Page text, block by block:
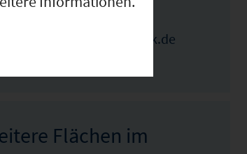
ebensperger@bayreuth.ihk.de
Flächen im